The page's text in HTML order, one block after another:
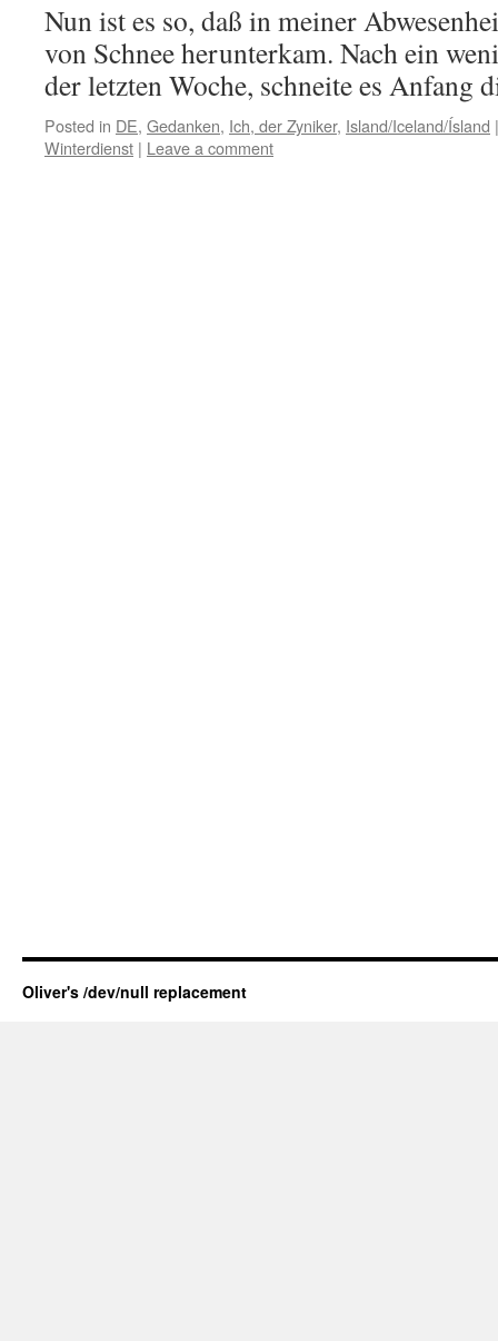
Nun ist es so, daß in meiner
von Schnee herunterkam. Nach ein
der letzten Woche, schneite es Anfang
Posted in DE, Gedanken, Ich, der Zyniker, Island/Iceland/Ísland |
Winterdienst | Leave a comment
Oliver's /dev/null replacement